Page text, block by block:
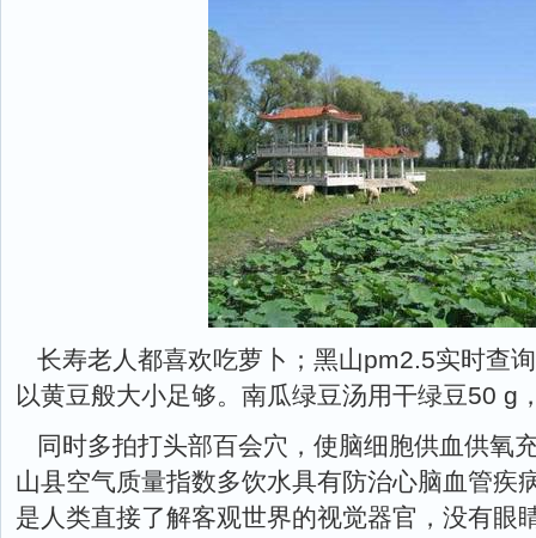
长寿老人都喜欢吃萝卜；黑山pm2.5实时查
以黄豆般大小足够。南瓜绿豆汤用干绿豆50 g
同时多拍打头部百会穴，使脑细胞供血供氧
山县空气质量指数多饮水具有防治心脑血管疾
是人类直接了解客观世界的视觉器官，没有眼